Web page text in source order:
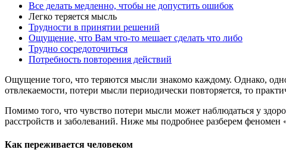
Все делать медленно, чтобы не допустить ошибок
Легко теряется мысль
Трудности в принятии решений
Ощущение, что Вам что-то мешает сделать что либо
Трудно сосредоточиться
Потребность повторения действий
Ощущение того, что теряются мысли знакомо каждому. Однако,
отвлекаемости, потери мысли периодически повторяется, то
Помимо того, что чувство потери мысли может наблюдаться у
расстройств и заболеваний. Ниже мы подробнее разберем
Как переживается человеком